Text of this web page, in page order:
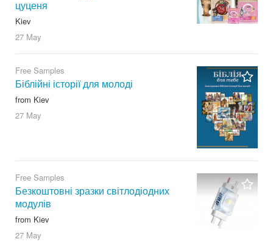
цуценя
Kiev
27 May
Free Samples
Біблійні історії для молоді
from Kiev
27 May
Free Samples
Безкоштовні зразки світлодіодних
модулів
from Kiev
27 May